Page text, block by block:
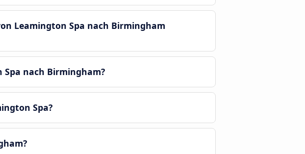
Leamington Spa nach Birmingham
Spa nach Birmingham?
Spa?